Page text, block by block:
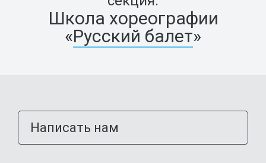
Школа хореографии
«Русский балет»
Написать нам